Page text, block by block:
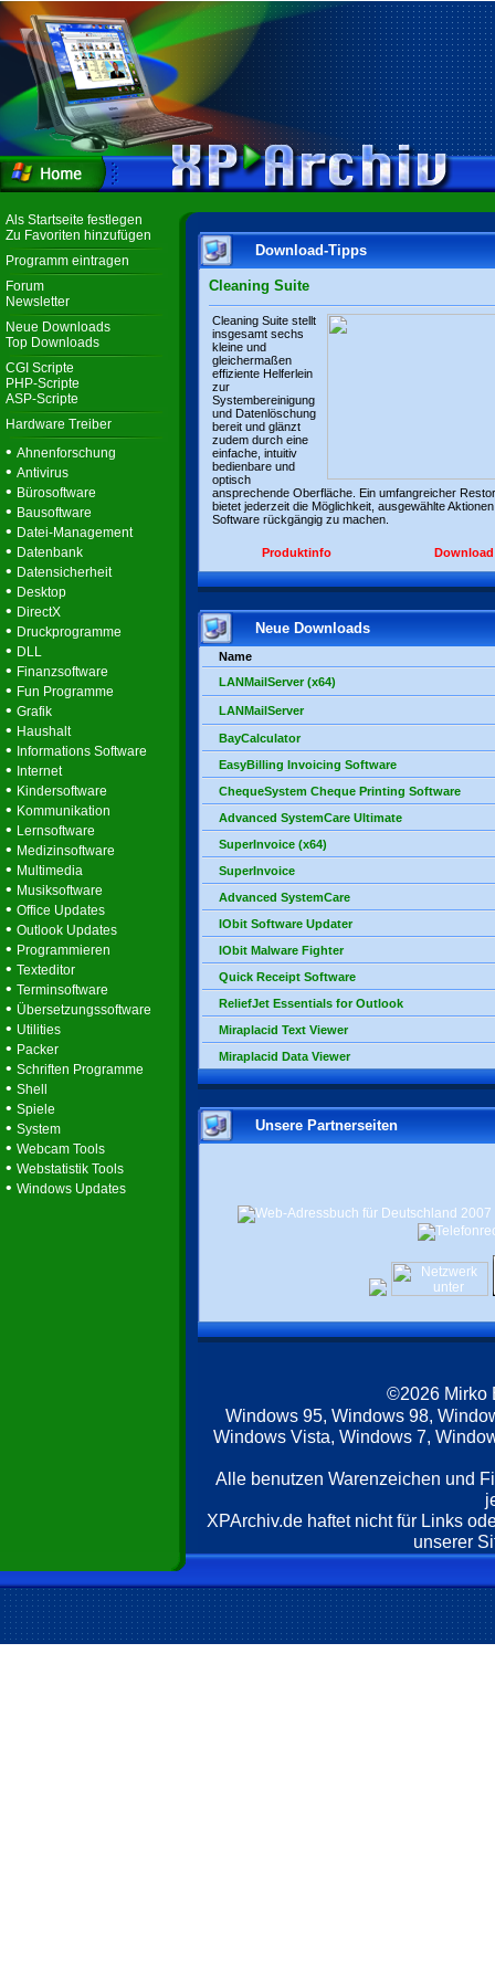
Als Startseite festlegen
Zu Favoriten hinzufügen
Programm eintragen
Forum
Newsletter
Neue Downloads
Top Downloads
CGI Scripte
PHP-Scripte
ASP-Scripte
Hardware Treiber
• Ahnenforschung
• Antivirus
• Bürosoftware
• Bausoftware
• Datei-Management
• Datenbank
• Datensicherheit
• Desktop
• DirectX
• Druckprogramme
• DLL
• Finanzsoftware
• Fun Programme
• Grafik
• Haushalt
• Informations Software
• Internet
• Kindersoftware
• Kommunikation
• Lernsoftware
• Medizinsoftware
• Multimedia
• Musiksoftware
• Office Updates
• Outlook Updates
• Programmieren
• Texteditor
• Terminsoftware
• Übersetzungssoftware
• Utilities
• Packer
• Schriften Programme
• Shell
• Spiele
• System
• Webcam Tools
• Webstatistik Tools
• Windows Updates
Download-Tipps
Cleaning Suite
Cleaning Suite stellt
insgesamt sechs
kleine und
gleichermaßen
effiziente Helferlein
zur
Systembereinigung
und Datenlöschung
bereit und glänzt
zudem durch eine
einfache, intuitiv
bedienbare und
optisch
ansprechende Oberfläche. Ein umfangreicher
bietet jederzeit die Möglichkeit, ausgewählte
Software rückgängig zu machen.
Produktinfo Download
Neue Downloads
Name
LANMailServer (x64)
LANMailServer
BayCalculator
EasyBilling Invoicing Software
ChequeSystem Cheque Printing Software
Advanced SystemCare Ultimate
SuperInvoice (x64)
SuperInvoice
Advanced SystemCare
IObit Software Updater
IObit Malware Fighter
Quick Receipt Software
ReliefJet Essentials for Outlook
Miraplacid Text Viewer
Miraplacid Data Viewer
Unsere Partnerseiten
©2026 Mirko
Windows 95, Windows 98,
Windows Vista, Windows 7,
Alle benutzen Warenzeichen und
XPArchiv.de haftet nicht für Links
unserer